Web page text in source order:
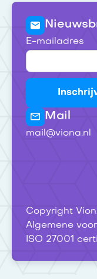
E-mailadres
Mail
mail@viona.nl
Copyright
Algemene
ISO 27001